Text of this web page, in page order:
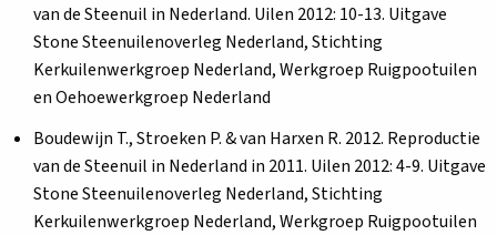
van de Steenuil in Nederland. Uilen 2012: 10-13. Uitgave
Stone Steenuilenoverleg Nederland, Stichting
Kerkuilenwerkgroep Nederland, Werkgroep Ruigpootuilen
en Oehoewerkgroep Nederland
Boudewijn T., Stroeken P. & van Harxen R. 2012. Reproductie
van de Steenuil in Nederland in 2011. Uilen 2012: 4-9. Uitgave
Stone Steenuilenoverleg Nederland, Stichting
Kerkuilenwerkgroep Nederland, Werkgroep Ruigpootuilen